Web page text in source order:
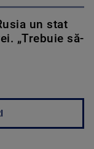
un stat
„Trebuie să-